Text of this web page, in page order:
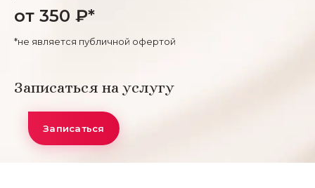
от 350 ₽*
*не является публичной офертой
Записаться на услугу
Записаться